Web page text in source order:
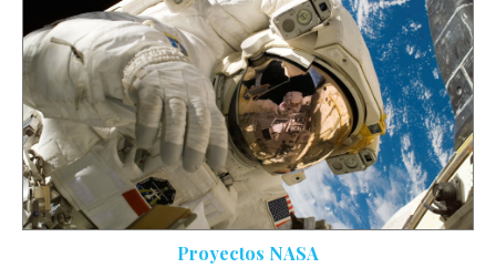
Proyectos NASA